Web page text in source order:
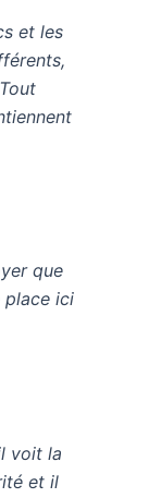
et les
que
place ici
voit la
et il